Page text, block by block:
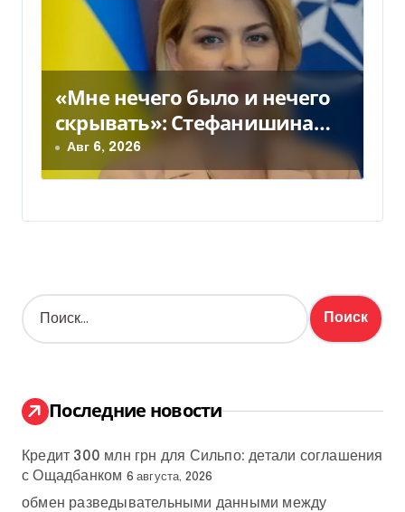
«Мне нечего было и нечего
скрывать»: Стефанишина
прокомментировала новое
подозрение
Авг 6, 2026
Н
а
:
Последние новости
Кредит 300 млн грн для Сильпо: детали соглашения
с Ощадбанком 6 августа, 2026
обмен разведывательными данными между